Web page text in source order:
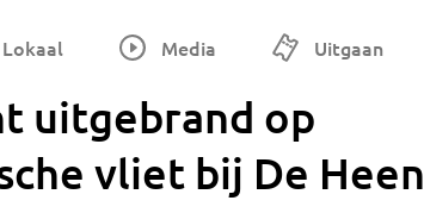
Lokaal Media Uitgaan
uitgebrand op
vliet bij De Heen